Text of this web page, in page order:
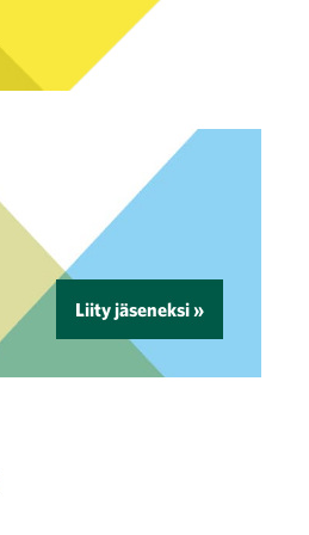
Liity jäseneksi »